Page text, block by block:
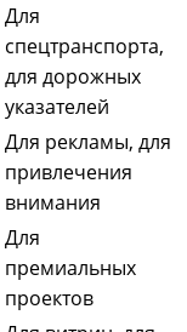
Для
спецтранспорта,
для дорожных
указателей
Для рекламы, для
привлечения
внимания
Для
премиальных
проектов